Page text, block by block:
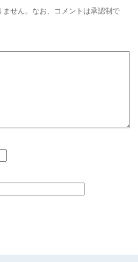
せん。なお、コメントは承認制で